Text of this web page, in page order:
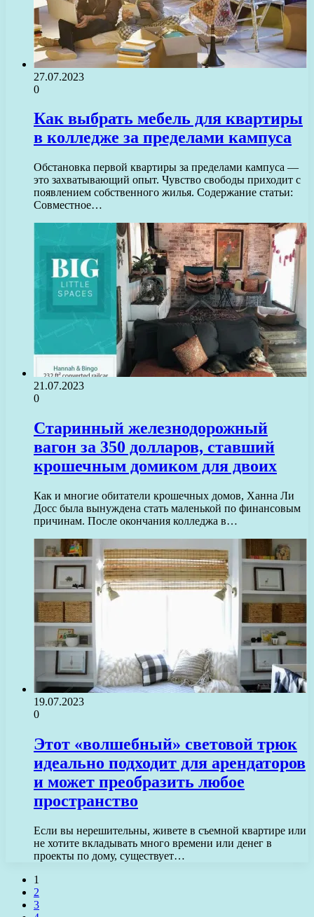
27.07.2023
0
Как выбрать мебель для квартиры
в колледже за пределами кампуса
Обстановка первой квартиры за пределами кампуса —
это захватывающий опыт. Чувство свободы приходит с
появлением собственного жилья. Содержание статьи:
Совместное…
21.07.2023
0
Старинный железнодорожный
вагон за 350 долларов, ставший
крошечным домиком для двоих
Как и многие обитатели крошечных домов, Ханна Ли
Досс была вынуждена стать маленькой по финансовым
причинам. После окончания колледжа в…
19.07.2023
0
Этот «волшебный» световой трюк
идеально подходит для арендаторов
и может преобразить любое
пространство
Если вы нерешительны, живете в съемной квартире или
не хотите вкладывать много времени или денег в
проекты по дому, существует…
1
2
3